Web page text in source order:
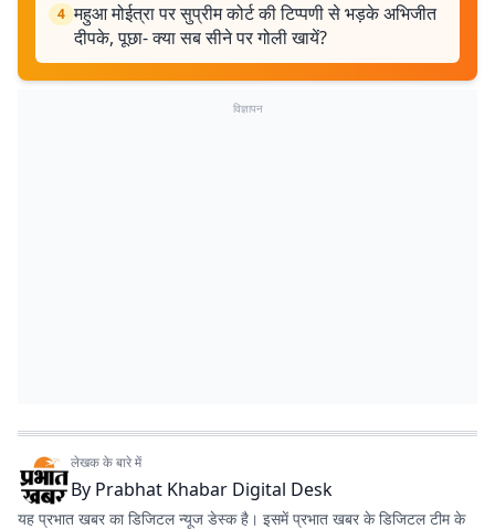
4 महुआ मोईत्रा पर सुप्रीम कोर्ट की टिप्पणी से भड़के अभिजीत
दीपके, पूछा- क्या सब सीने पर गोली खायें?
विज्ञापन
लेखक के बारे में
By Prabhat Khabar Digital Desk
यह प्रभात खबर का डिजिटल न्यूज डेस्क है। इसमें प्रभात खबर के डिजिटल टीम के